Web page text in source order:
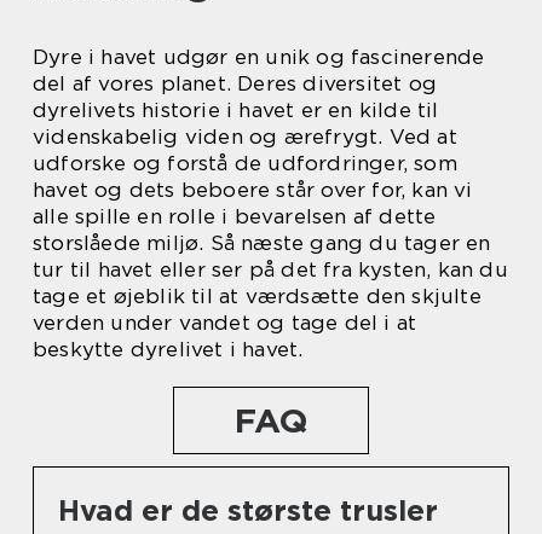
Dyre i havet udgør en unik og fascinerende
del af vores planet. Deres diversitet og
dyrelivets historie i havet er en kilde til
videnskabelig viden og ærefrygt. Ved at
udforske og forstå de udfordringer, som
havet og dets beboere står over for, kan vi
alle spille en rolle i bevarelsen af dette
storslåede miljø. Så næste gang du tager en
tur til havet eller ser på det fra kysten, kan du
tage et øjeblik til at værdsætte den skjulte
verden under vandet og tage del i at
beskytte dyrelivet i havet.
FAQ
Hvad er de største trusler